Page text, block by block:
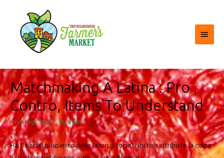
Main
Matchmaking A Latina : Pro ,
Contro, Items To Understand
Uncategorized/ Byadmin
Hai il occhi sul Ispanico dove lavori o corso? Noi non attribuire la colpa